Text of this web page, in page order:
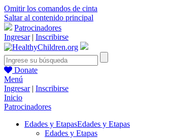
Omitir los comandos de cinta
Saltar al contenido principal
Patrocinadores
Ingresar| Inscribirse
Donate
Menú
Ingresar| Inscribirse
Inicio
Patrocinadores
Edades y EtapasEdades y Etapas
Edades y Etapas